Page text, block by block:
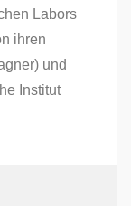
Labors
ihren
und
Institut